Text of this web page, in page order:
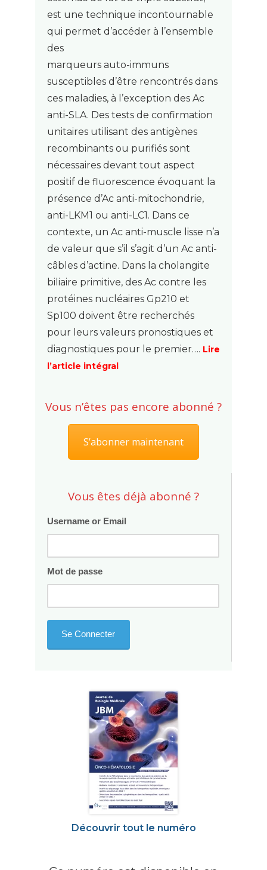
est une technique incontournable
qui permet d’accéder à l’ensemble
des
marqueurs auto-immuns
susceptibles d’être rencontrés dans
ces maladies, à l’exception des Ac
anti-SLA. Des tests de confirmation
unitaires utilisant des antigènes
recombinants ou purifiés sont
nécessaires devant tout aspect
positif de fluorescence évoquant la
présence d’Ac anti-mitochondrie,
anti-LKM1 ou anti-LC1. Dans ce
contexte, un Ac anti-muscle lisse n’a
de valeur que s’il s’agit d’un Ac anti-
câbles d’actine. Dans la cholangite
biliaire primitive, des Ac contre les
protéines nucléaires Gp210 et
Sp100 doivent être recherchés
pour leurs valeurs pronostiques et
diagnostiques pour le premier…. Lire
l’article intégral
Vous n’êtes pas encore abonné ?
S’abonner maintenant
Vous êtes déjà abonné ?
Username or Email
Mot de passe
Découvrir tout le numéro